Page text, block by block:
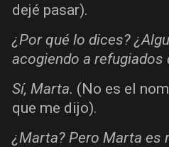
dejé pasar).
¿Por qué lo dices?
acogiendo a refugiados
Sí, Marta. (No es el
que me dijo).
¿Marta? Pero Marta es